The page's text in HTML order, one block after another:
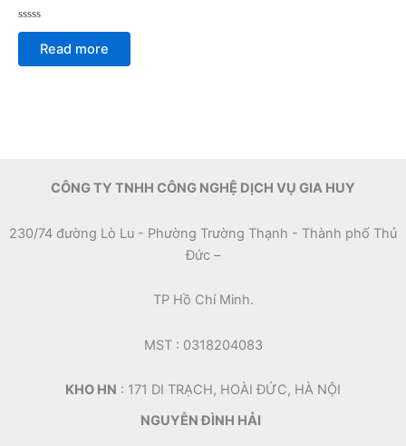
Rated
of
Read more
CÔNG TY TNHH CÔNG NGHỆ DỊCH VỤ GIA HUY
230/74 đường Lò Lu - Phường Trường Thạnh - Thành phố Thủ
Đức –
TP Hồ Chí Minh.
MST : 0318204083
KHO HN : 171 DI TRẠCH, HOÀI ĐỨC, HÀ NỘI
NGUYỄN ĐÌNH HẢI